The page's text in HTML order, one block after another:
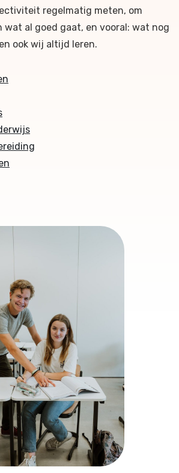
regelmatig meten, om
wat al goed gaat, en vooral: wat nog
ook wij altijd leren.